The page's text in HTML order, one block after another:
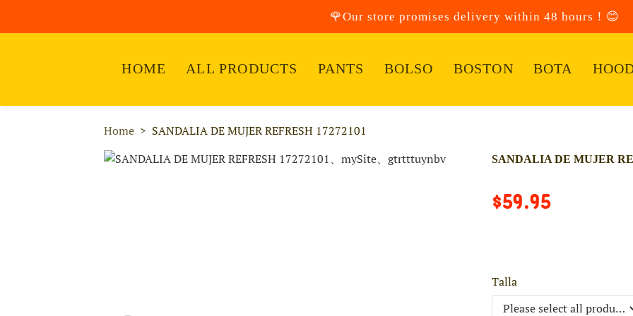
HOME ALL PRODUCTS PANTS BOLSO BOSTON BOTA
🌹Our store promises delivery within 48 hours！😊
Home SANDALIA DE MUJER REFRESH 17272101
SANDALIA DE MUJER
$59.95
Talla